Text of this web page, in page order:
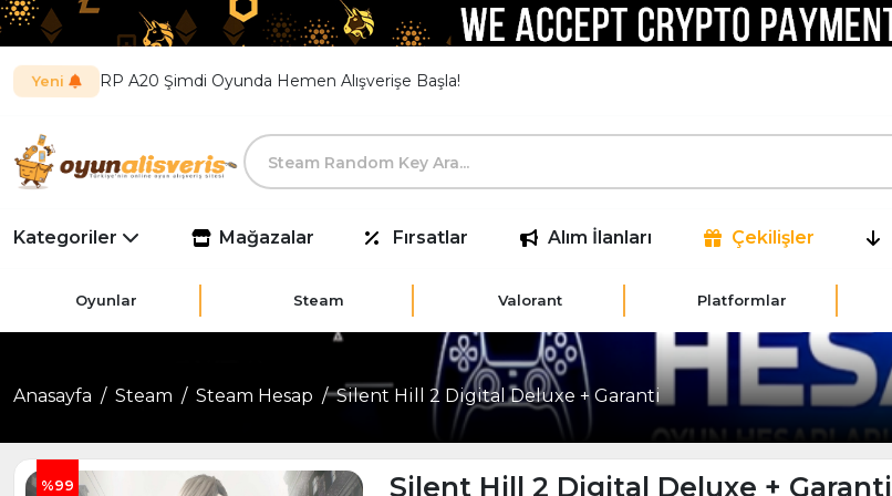
Yeni RP A20 Şimdi Oyunda Hemen Alışverişe Başla!
Kategoriler Mağazalar Fırsatlar Alım İlanları Çekilişler
Oyunlar Steam Valorant Platformlar
Anasayfa Steam Steam Hesap Silent Hill 2 Digital Deluxe + Garanti
%99 Silent Hill 2 Digital Deluxe + Garanti